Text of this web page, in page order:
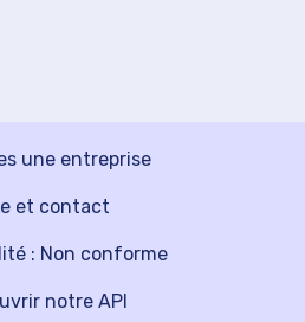
une entreprise
notre API
et contact
: Non conforme